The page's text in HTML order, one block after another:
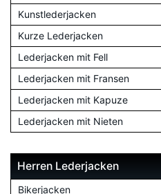
Kunstlederjacken
Kurze Lederjacken
Lederjacken mit Fell
Lederjacken mit Fransen
Lederjacken mit Kapuze
Lederjacken mit Nieten
Herren Lederjacken
Bikerjacken